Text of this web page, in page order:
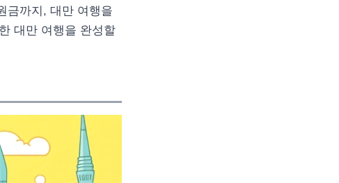
금까지, 대만 여행을
대만 여행을 완성할